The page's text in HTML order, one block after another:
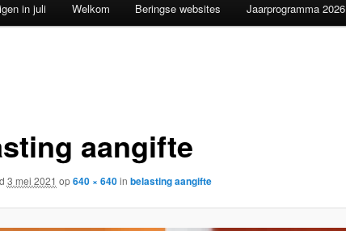
in juli Welkom Beringse websites Jaarprogramma 2026
aangifte
3 mei 2021 op640 × 640in belasting aangifte